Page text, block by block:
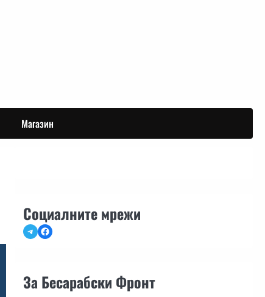
Магазин
Социалните мрежи
TelegramFacebook
За Бесарабски Фронт